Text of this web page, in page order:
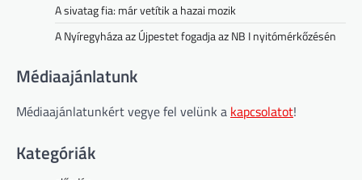
A sivatag fia: már vetítik a hazai mozik
A Nyíregyháza az Újpestet fogadja az NB I nyitómérkőzésén
Médiaajánlatunk
Médiaajánlatunkért vegye fel velünk a kapcsolatot!
Kategóriák